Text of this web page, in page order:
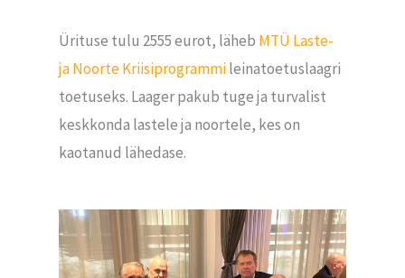
Ürituse tulu 2555 eurot, läheb MTÜ Laste-
ja Noorte Kriisiprogrammileinatoetuslaagri
toetuseks. Laager pakub tuge ja turvalist
keskkonda lastele ja noortele, kes on
kaotanud lähedase.